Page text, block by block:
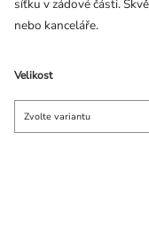
Velikost
síťku v zádové části.
nebo kanceláře.